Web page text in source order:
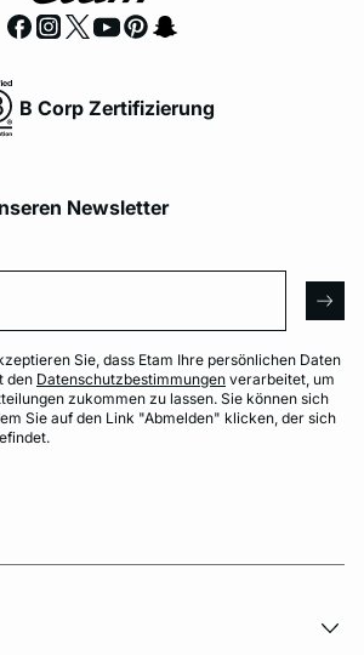
B Corp Zertifizierung
Newsletter
Sie, dass Etam Ihre persönlichen Daten
den Datenschutzbestimmungen verarbeitet, um
zukommen zu lassen. Sie können sich
Sie auf den Link "Abmelden" klicken, der sich